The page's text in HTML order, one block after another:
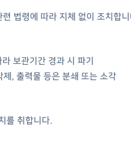
법령에 따라 지체 없이 조치합니
보관기간 경과 시 파기
, 출력물 등은 분쇄 또는 소각
를 취합니다.